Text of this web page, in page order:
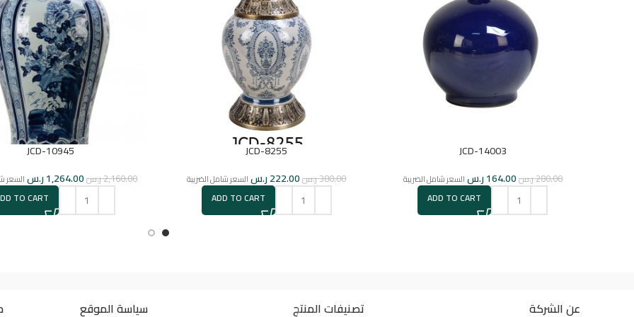
JCD-14003
280.00ر.س164.00ر.سالسعر شامل الضريبة
ADD TO CART
JCD-8255
380.00ر.س222.00ر.س السعر شامل الضريبة
ADD TO CART
JCD-10945
2,160.00ر.س1,264.00ر.س السعر
TO CART
عن الشركة تصنيفات المنتج سياسة الموقع